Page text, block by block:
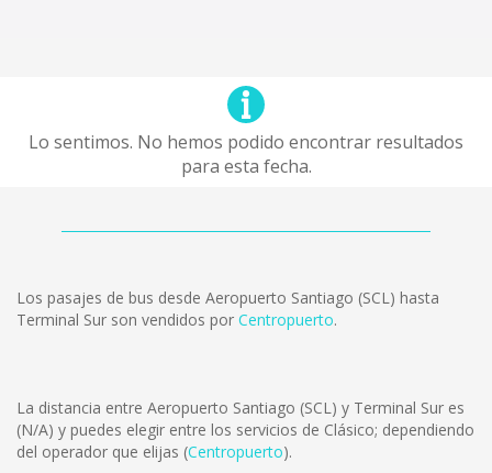
Lo sentimos. No hemos podido encontrar resultados
para esta fecha.
Los pasajes de bus desde Aeropuerto Santiago (SCL) hasta
Terminal Sur son vendidos por Centropuerto.
La distancia entre Aeropuerto Santiago (SCL) y Terminal Sur es
(N/A) y puedes elegir entre los servicios de Clásico; dependiendo
del operador que elijas (Centropuerto).